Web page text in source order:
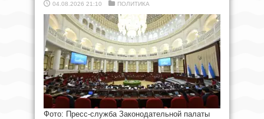
04.08.2026 21:10 ПОЛИТИКА
Фото: Пресс-служба Законодательной палаты